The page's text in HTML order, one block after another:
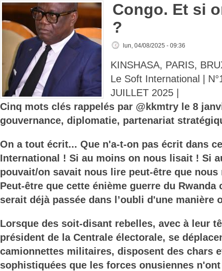
Congo. Et si
?
lun, 04/08/2025 - 09:36
KINSHASA, PARIS,
Le Soft International |
JUILLET 2025 |
Cinq mots clés rappelés par @kkmtry le 8
gouvernance, diplomatie, partenariat
On a tout écrit... Que n'a-t-on pas écrit dans
International ! Si au moins on nous lisait ! Si
pouvait/on savait nous lire peut-être que
Peut-être que cette énième guerre du Rwanda
serait déjà passée dans l’oubli d'une manière
Lorsque des soit-disant rebelles, avec à leur
président de la Centrale électorale, se
camionnettes militaires, disposent des chars
sophistiquées que les forces onusiennes